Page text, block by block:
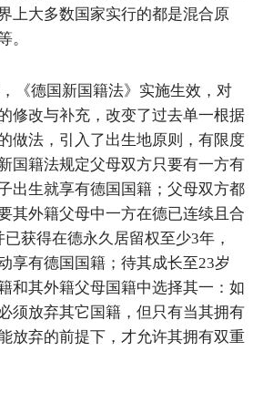
上大多数国家实行的都是混合原
。
《德国新国籍法》实施生效，对
修改与补充，改变了过去单一根据
做法，引入了出生地原则，有限度
国籍法规定父母双方只要有一方有
出生就享有德国国籍；父母双方都
其外籍父母中一方在德已连续且合
获得在德永久居留权至少3年，
享有德国国籍；待其成长至23岁
和其外籍父母国籍中选择其一：如
须放弃其它国籍，但只有当其拥有
放弃的前提下，才允许其拥有双重